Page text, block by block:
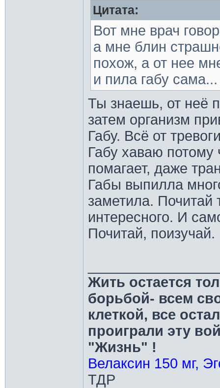
Цитата:
Вот мне врач
а мне блин
похож, а от нее
и пила габу сама...
Ты знаешь, от неё
затем организм
Габу. Всё от
Габу хаваю потому
помагает, даже
Габы выпилла
заметила. Почитай
интересного. И
Почитай,
Жить остается
борьбой- всем
клеткой, все
проиграли эту
"Жизнь" !
Велаксин 150 мг,
ТДР